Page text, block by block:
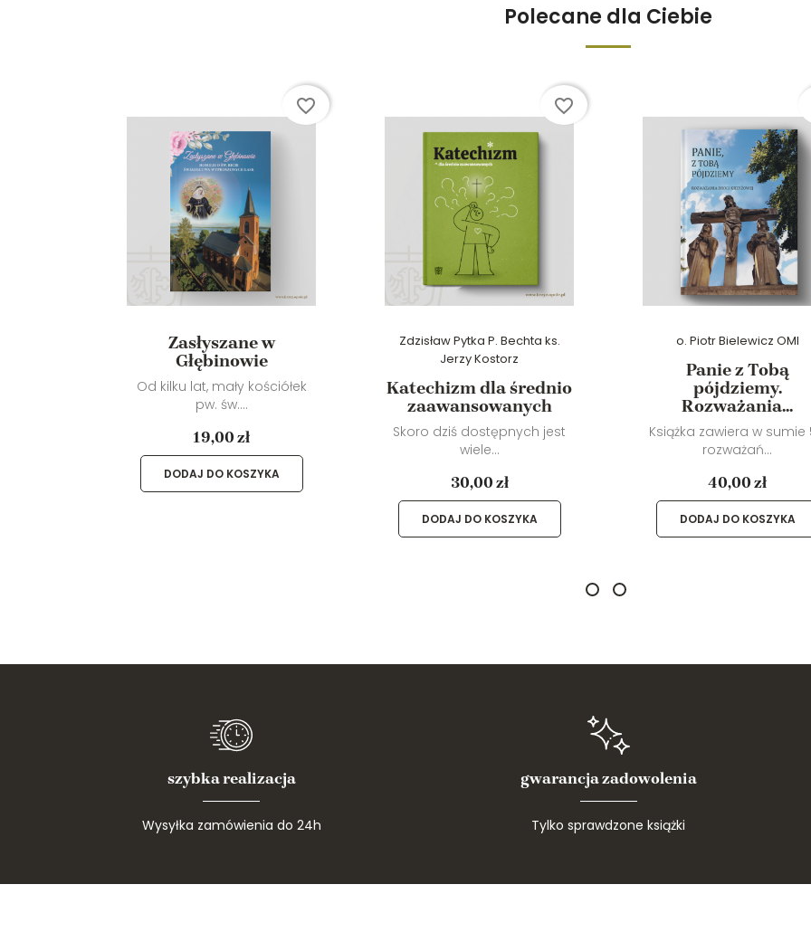
Polecane dla Ciebie
Zasłyszane w
Głębinowie
Od kilku lat, mały kościółek
pw. św....
19,00 zł
DODAJ DO KOSZYKA
favorite_border
Zdzisław Pytka P. Bechta ks.
Jerzy Kostorz
Katechizm dla średnio
zaawansowanych
Skoro dziś dostępnych jest
wiele...
30,00 zł
DODAJ DO KOSZYKA
favorite_border
o. Piotr Bielewicz OMI
Panie z Tobą
pójdziemy.
Rozważania...
Książka zawiera w sumie
rozważań...
40,00 zł
DODAJ DO KOSZYKA
szybka realizacja
Wysyłka zamówienia do 24h
gwarancja zadowolenia
Tylko sprawdzone książki